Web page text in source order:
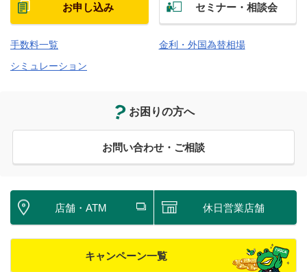
お申し込み セミナー・相談会
手数料一覧
金利・外国為替相場
シミュレーション
お困りの方へ
お問い合わせ・ご相談
店舗・ATM 休日営業店舗
キャンペーン一覧